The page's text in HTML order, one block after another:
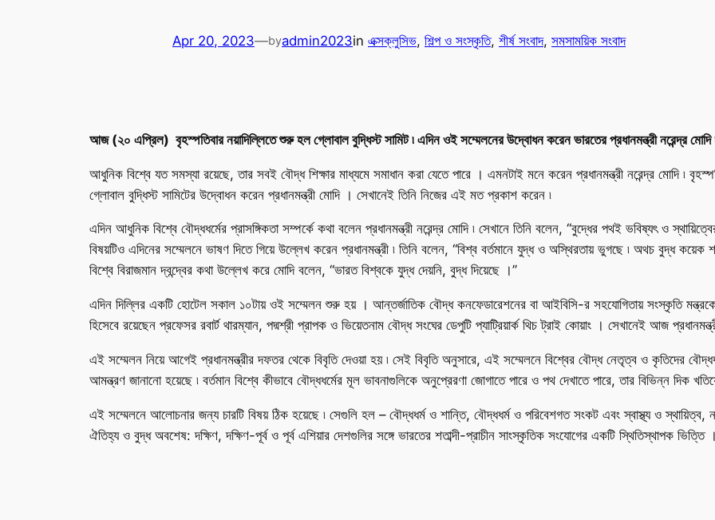
Apr 20, 2023—byadmin2023in এক্সক্লুসিভ, শিল্প ও সংস্কৃতি, শীর্ষ সংবাদ, সমসাময়িক সংবাদ
আজ (২০ এপ্রিল) বৃহস্পতিবার নয়াদিল্লিতে শুরু হল গ্লোবাল বুদ্ধিস্ট সামিট ৷ এদিন ওই সম্মেলনের উদ্বোধন করেন ভারতের প্রধানমন্ত্রী নরেন্দ্র মোদি ৷
আধুনিক বিশ্বে যত সমস্যা রয়েছে, তার সবই বৌদ্ধ শিক্ষার মাধ্যমে সমাধান করা যেতে পারে । এমনটাই মনে করেন প্রধানমন্ত্রী নরেন্দ্র মোদি ৷
গ্লোবাল বুদ্ধিস্ট সামিটের উদ্বোধন করেন প্রধানমন্ত্রী মোদি । সেখানেই তিনি নিজের এই মত প্রকাশ করেন ৷
এদিন আধুনিক বিশ্বে বৌদ্ধধর্মের প্রাসঙ্গিকতা সম্পর্কে কথা বলেন প্রধানমন্ত্রী নরেন্দ্র মোদি ৷ সেখানে তিনি বলেন, ‘‘বুদ্ধের পথই ভবিষ্যৎ ও
বিষয়টিও এদিনের সম্মেলনে ভাষণ দিতে গিয়ে উল্লেখ করেন প্রধানমন্ত্রী ৷ তিনি বলেন, ‘‘বিশ্ব বর্তমানে যুদ্ধ ও অস্থিরতায় ভুগছে ৷ অথচ বুদ্ধ কয়েক
বিশ্বে বিরাজমান দ্বন্দ্বের কথা উল্লেখ করে মোদি বলেন, ‘‘ভারত বিশ্বকে যুদ্ধ দেয়নি, বুদ্ধ দিয়েছে ।’’
এদিন দিল্লির একটি হোটেল সকাল ১০টায় ওই সম্মেলন শুরু হয় । আন্তর্জাতিক বৌদ্ধ কনফেডারেশনের বা আইবিসি-র সহযোগিতায় সংস্কৃতি
হিসেবে রয়েছেন প্রফেসর রবার্ট থারম্যান, পদ্মশ্রী প্রাপক ও ভিয়েতনাম বৌদ্ধ সংঘের ডেপুটি প্যাট্রিয়ার্ক থিচ ট্রাই কোয়াং । সেখানেই আজ
এই সম্মেলন নিয়ে আগেই প্রধানমন্ত্রীর দফতর থেকে বিবৃতি দেওয়া হয় ৷ সেই বিবৃতি অনুসারে, এই সম্মেলনে বিশ্বের বৌদ্ধ নেতৃত্ব ও কৃতিদের
আমন্ত্রণ জানানো হয়েছে ৷ বর্তমান বিশ্বে কীভাবে বৌদ্ধধর্মের মূল ভাবনাগুলিকে অনুপ্রেরণা জোগাতে পারে ও পথ দেখাতে পারে, তার বিভিন্ন দিক
এই সম্মেলনে আলোচনার জন্য চারটি বিষয় ঠিক হয়েছে ৷ সেগুলি হল – বৌদ্ধধর্ম ও শান্তি, বৌদ্ধধর্ম ও পরিবেশগত সংকট এবং স্বাস্থ্য ও স্থায়িত্ব,
ঐতিহ্য ও বুদ্ধ অবশেষ: দক্ষিণ, দক্ষিণ-পূর্ব ও পূর্ব এশিয়ার দেশগুলির সঙ্গে ভারতের শতাব্দী-প্রাচীন সাংস্কৃতিক সংযোগের একটি স্থিতিস্থাপক ভিত্তি